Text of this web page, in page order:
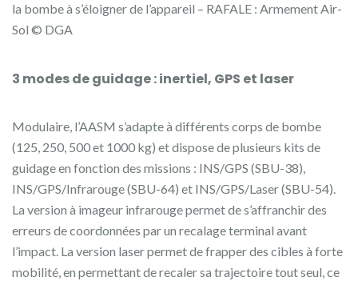
la bombe à s’éloigner de l’appareil – RAFALE : Armement Air-
Sol © DGA
3 modes de guidage : inertiel, GPS et laser
Modulaire, l’AASM s’adapte à différents corps de bombe
(125, 250, 500 et 1000 kg) et dispose de plusieurs kits de
guidage en fonction des missions : INS/GPS (SBU-38),
INS/GPS/Infrarouge (SBU-64) et INS/GPS/Laser (SBU-54).
La version à imageur infrarouge permet de s’affranchir des
erreurs de coordonnées par un recalage terminal avant
l’impact. La version laser permet de frapper des cibles à forte
mobilité, en permettant de recaler sa trajectoire tout seul, ce